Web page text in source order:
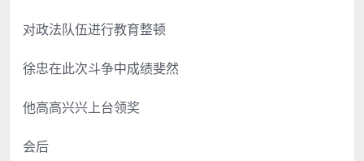
对政法队伍进行教育整顿
徐忠在此次斗争中成绩斐然
他高高兴兴上台领奖
会后